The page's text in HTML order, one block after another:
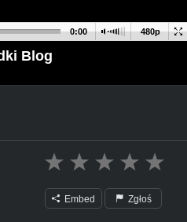
480p
0:00
Blog
Embed Zgłoś